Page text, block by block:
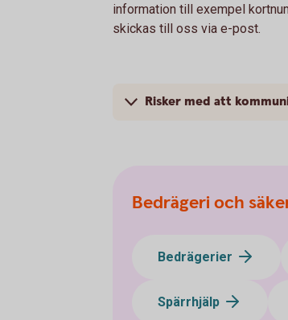
information till exempel
skickas till oss via e-post.
Risker med att
Bedrägeri och
Bedrägerier
Spärrhjälp